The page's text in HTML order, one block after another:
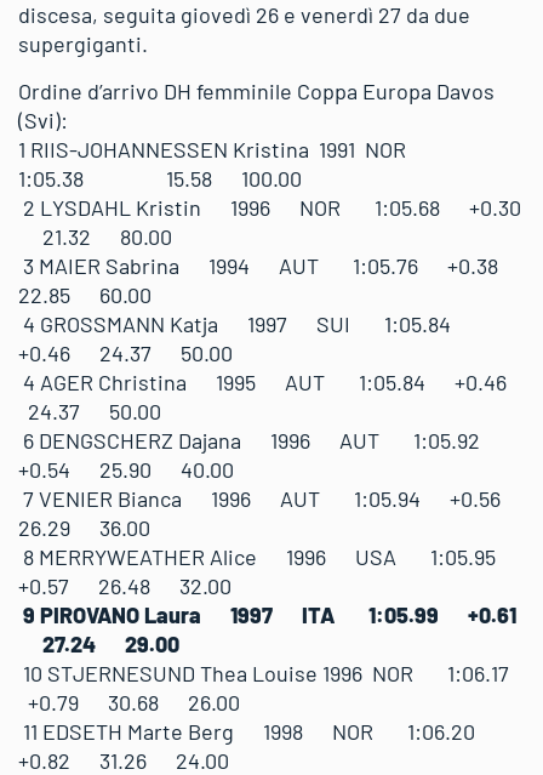
discesa, seguita giovedì 26 e venerdì 27 da due
supergiganti.
Ordine d’arrivo DH femminile Coppa Europa Davos
(Svi):
1 RIIS-JOHANNESSEN Kristina 1991 NOR
1:05.38 15.58 100.00
2 LYSDAHL Kristin 1996 NOR 1:05.68 +0.30
21.32 80.00
3 MAIER Sabrina 1994 AUT 1:05.76 +0.38
22.85 60.00
4 GROSSMANN Katja 1997 SUI 1:05.84
+0.46 24.37 50.00
4 AGER Christina 1995 AUT 1:05.84 +0.46
24.37 50.00
6 DENGSCHERZ Dajana 1996 AUT 1:05.92
+0.54 25.90 40.00
7 VENIER Bianca 1996 AUT 1:05.94 +0.56
26.29 36.00
8 MERRYWEATHER Alice 1996 USA 1:05.95
+0.57 26.48 32.00
9 PIROVANO Laura 1997 ITA 1:05.99 +0.61
27.24 29.00
10 STJERNESUND Thea Louise 1996 NOR 1:06.17
+0.79 30.68 26.00
11 EDSETH Marte Berg 1998 NOR 1:06.20
+0.82 31.26 24.00